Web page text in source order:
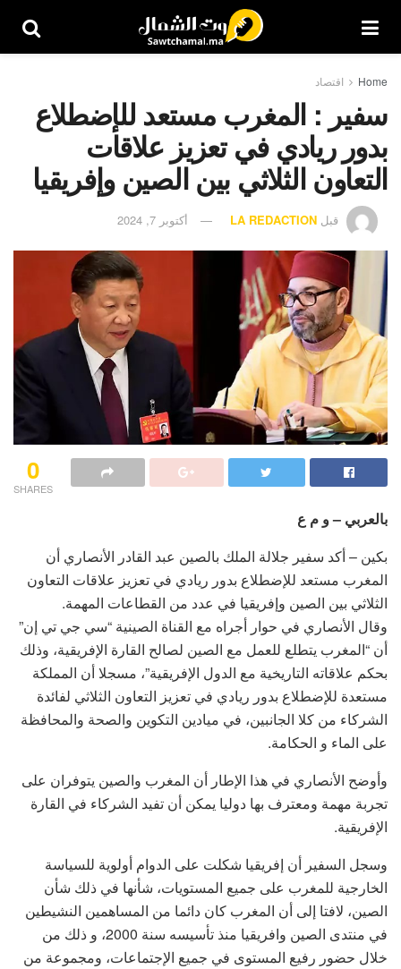
Home اقتصاد
سفير : المغرب مستعد للإضطلاع
بدور ريادي في تعزيز علاقات
التعاون الثلاثي بين الصين وإفريقيا
قبل LA REDACTION أكتوبر 7, 2024
0
SHARES
بالعربي – و م ع
بكين – أكد سفير جلالة الملك بالصين عبد القادر الأنصاري أن
المغرب مستعد للإضطلاع بدور ريادي في تعزيز علاقات التعاون
الثلاثي بين الصين وإفريقيا في عدد من القطاعات المهمة.
وقال الأنصاري في حوار أجراه مع القناة الصينية “سي جي تي إن”
أن “المغرب يتطلع للعمل مع الصين لصالح القارة الإفريقية، وذلك
بحكم علاقاته التاريخية مع الدول الإفريقية”، مسجلا أن المملكة
مستعدة للإضطلاع بدور ريادي في تعزيز التعاون الثلاثي لفائدة
الشركاء من كلا الجانبين، في ميادين التكوين والصحة والمحافظة
على الماء و الحكامة.
وأوضح الأنصاري في هذا الإطار أن المغرب والصين يتوفران على
تجربة مهمة ومعترف بها دوليا يمكن أن تفيد الشركاء في القارة
الإفريقية.
وسجل السفير أن إفريقيا شكلت على الدوام أولوية للسياسة
الخارجية للمغرب على جميع المستويات، شأنها في ذلك شأن
الصين، لافتا إلى أن المغرب كان دائما من المساهمين النشيطين
في منتدى الصين وافريقيا منذ تأسيسه سنة 2000، و ذلك من
خلال حضور رفيع المستوى في جميع الإجتماعات، ومجموعة من